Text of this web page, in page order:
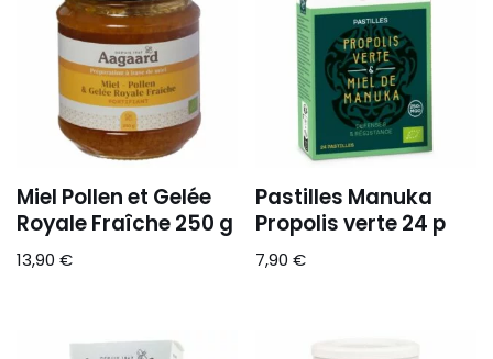
Miel Pollen et Gelée
Royale Fraîche 250 g
13,90 €
Pastilles Manuka
Propolis verte 24 p
7,90€